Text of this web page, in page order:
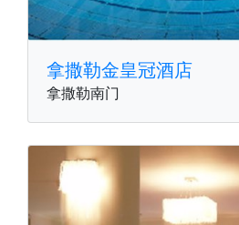
拿撒勒金皇冠酒店
拿撒勒南门